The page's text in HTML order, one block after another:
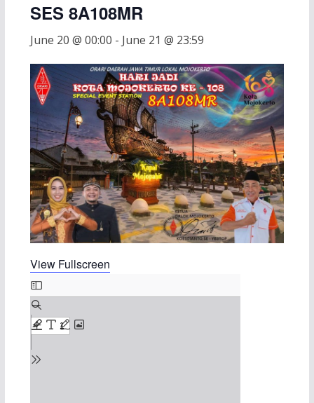
SES 8A108MR
June 20 @ 00:00 - June 21 @ 23:59
View Fullscreen